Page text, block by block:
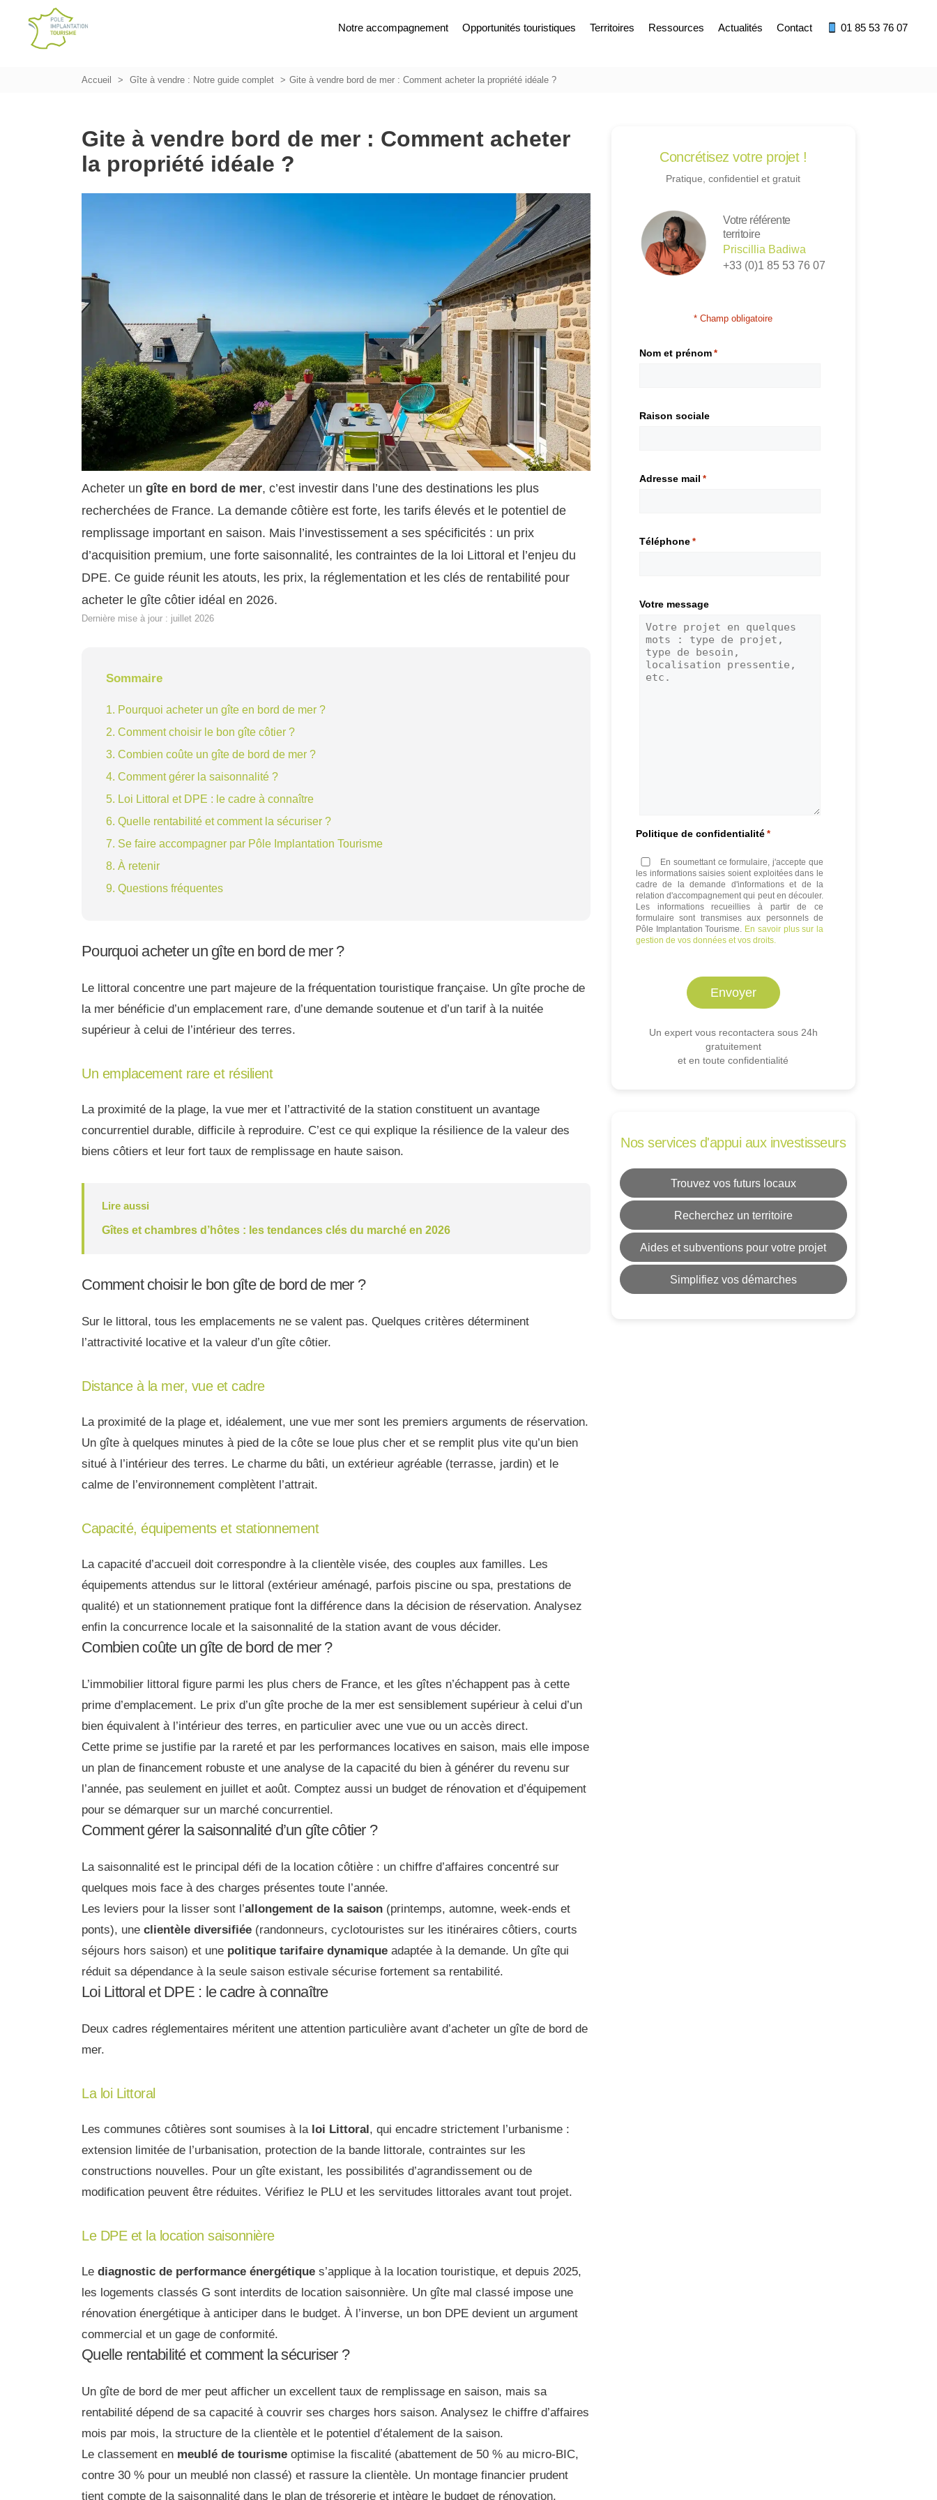
Notre accompagnement Opportunités touristiques Territoires Ressources Actualités Contact 01 85 53 76 07
Accueil Gîte à vendre : Notre guide complet Gite à vendre bord de mer : Comment acheter la propriété idéale ?
Gite à vendre bord de mer : Comment acheter
la propriété idéale ?
Acheter un gîte en bord de mer, c’est investir dans l’une des destinations les plus
recherchées de France. La demande côtière est forte, les tarifs élevés et le potentiel de
remplissage important en saison. Mais l’investissement a ses spécificités : un prix
d’acquisition premium, une forte saisonnalité, les contraintes de la loi Littoral et l’enjeu du
DPE. Ce guide réunit les atouts, les prix, la réglementation et les clés de rentabilité pour
acheter le gîte côtier idéal en 2026.
Dernière mise à jour : juillet 2026
Sommaire
1. Pourquoi acheter un gîte en bord de mer ?
2. Comment choisir le bon gîte côtier ?
3. Combien coûte un gîte de bord de mer ?
4. Comment gérer la saisonnalité ?
5. Loi Littoral et DPE : le cadre à connaître
6. Quelle rentabilité et comment la sécuriser ?
7. Se faire accompagner par Pôle Implantation Tourisme
8. À retenir
9. Questions fréquentes
Pourquoi acheter un gîte en bord de mer ?
Le littoral concentre une part majeure de la fréquentation touristique française. Un gîte proche de
la mer bénéficie d’un emplacement rare, d’une demande soutenue et d’un tarif à la nuitée
supérieur à celui de l’intérieur des terres.
Un emplacement rare et résilient
La proximité de la plage, la vue mer et l’attractivité de la station constituent un avantage
concurrentiel durable, difficile à reproduire. C’est ce qui explique la résilience de la valeur des
biens côtiers et leur fort taux de remplissage en haute saison.
Lire aussi
Gîtes et chambres d’hôtes : les tendances clés du marché en 2026
Comment choisir le bon gîte de bord de mer ?
Sur le littoral, tous les emplacements ne se valent pas. Quelques critères déterminent
l’attractivité locative et la valeur d’un gîte côtier.
Distance à la mer, vue et cadre
La proximité de la plage et, idéalement, une vue mer sont les premiers arguments de réservation.
Un gîte à quelques minutes à pied de la côte se loue plus cher et se remplit plus vite qu’un bien
situé à l’intérieur des terres. Le charme du bâti, un extérieur agréable (terrasse, jardin) et le
calme de l’environnement complètent l’attrait.
Capacité, équipements et stationnement
La capacité d’accueil doit correspondre à la clientèle visée, des couples aux familles. Les
équipements attendus sur le littoral (extérieur aménagé, parfois piscine ou spa, prestations de
qualité) et un stationnement pratique font la différence dans la décision de réservation. Analysez
enfin la concurrence locale et la saisonnalité de la station avant de vous décider.
Combien coûte un gîte de bord de mer ?
L’immobilier littoral figure parmi les plus chers de France, et les gîtes n’échappent pas à cette
prime d’emplacement. Le prix d’un gîte proche de la mer est sensiblement supérieur à celui d’un
bien équivalent à l’intérieur des terres, en particulier avec une vue ou un accès direct.
Cette prime se justifie par la rareté et par les performances locatives en saison, mais elle impose
un plan de financement robuste et une analyse de la capacité du bien à générer du revenu sur
l’année, pas seulement en juillet et août. Comptez aussi un budget de rénovation et d’équipement
pour se démarquer sur un marché concurrentiel.
Comment gérer la saisonnalité d’un gîte côtier ?
La saisonnalité est le principal défi de la location côtière : un chiffre d’affaires concentré sur
quelques mois face à des charges présentes toute l’année.
Les leviers pour la lisser sont l’allongement de la saison (printemps, automne, week-ends et
ponts), une clientèle diversifiée (randonneurs, cyclotouristes sur les itinéraires côtiers, courts
séjours hors saison) et une politique tarifaire dynamique adaptée à la demande. Un gîte qui
réduit sa dépendance à la seule saison estivale sécurise fortement sa rentabilité.
Loi Littoral et DPE : le cadre à connaître
Deux cadres réglementaires méritent une attention particulière avant d’acheter un gîte de bord de
mer.
La loi Littoral
Les communes côtières sont soumises à la loi Littoral, qui encadre strictement l’urbanisme :
extension limitée de l’urbanisation, protection de la bande littorale, contraintes sur les
constructions nouvelles. Pour un gîte existant, les possibilités d’agrandissement ou de
modification peuvent être réduites. Vérifiez le PLU et les servitudes littorales avant tout projet.
Le DPE et la location saisonnière
Le diagnostic de performance énergétique s’applique à la location touristique, et depuis 2025,
les logements classés G sont interdits de location saisonnière. Un gîte mal classé impose une
rénovation énergétique à anticiper dans le budget. À l’inverse, un bon DPE devient un argument
commercial et un gage de conformité.
Quelle rentabilité et comment la sécuriser ?
Un gîte de bord de mer peut afficher un excellent taux de remplissage en saison, mais sa
rentabilité dépend de sa capacité à couvrir ses charges hors saison. Analysez le chiffre d’affaires
mois par mois, la structure de la clientèle et le potentiel d’étalement de la saison.
Le classement en meublé de tourisme optimise la fiscalité (abattement de 50 % au micro-BIC,
contre 30 % pour un meublé non classé) et rassure la clientèle. Un montage financier prudent
tient compte de la saisonnalité dans le plan de trésorerie et intègre le budget de rénovation,
Concrétisez votre projet !
Pratique, confidentiel et gratuit
Votre référente
territoire
Priscillia Badiwa
+33 (0)1 85 53 76 07
* Champ obligatoire
Nom et prénom *
Raison sociale
Adresse mail *
Téléphone *
Votre message
Politique de confidentialité *
En soumettant ce formulaire, j'accepte que
les informations saisies soient exploitées dans le
cadre de la demande d'informations et de la
relation d'accompagnement qui peut en découler.
Les informations recueillies à partir de ce
formulaire sont transmises aux personnels de
Pôle Implantation Tourisme. En savoir plus sur la
gestion de vos données et vos droits.
Un expert vous recontactera sous 24h
gratuitement
et en toute confidentialité
Nos services d'appui aux investisseurs
Trouvez vos futurs locaux
Recherchez un territoire
Aides et subventions pour votre projet
Simplifiez vos démarches